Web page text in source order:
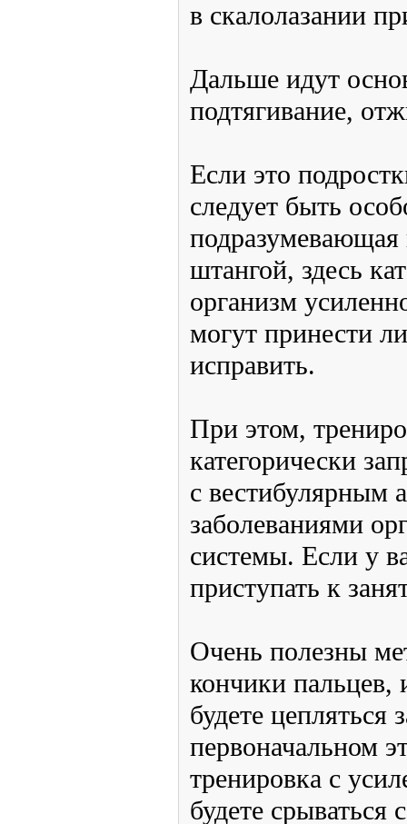
прежде всего,
так как основная
Дальше идут
упражнения, такие
отжимание, вис на
Если это подростки
возраста, ту
перетаскивание
здесь категорически
молодой организм
чрезмерные
вред, и тогда не все
категорически
проблемы с
перепадами
дыхания и сердечно-
у вас все в норме,
к занятиям.